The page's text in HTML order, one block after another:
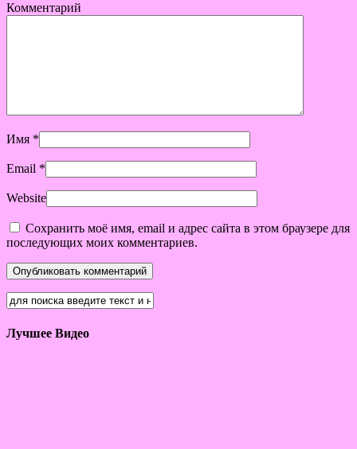
Комментарий
Имя *
Email *
Website
Сохранить моё имя, email и адрес сайта в этом браузере для
последующих моих комментариев.
Лучшее Видео